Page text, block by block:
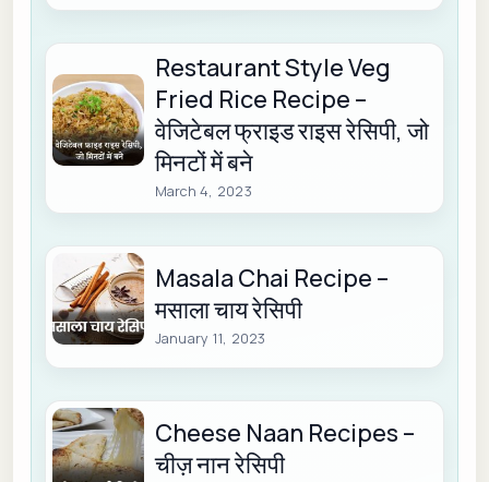
Restaurant Style Veg
Fried Rice Recipe –
वेजिटेबल फ्राइड राइस रेसिपी, जो
मिनटों में बने
March 4, 2023
Masala Chai Recipe –
मसाला चाय रेसिपी
January 11, 2023
Cheese Naan Recipes –
चीज़ नान रेसिपी